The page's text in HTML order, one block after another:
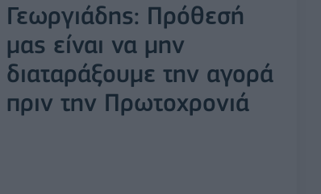
Γεωργιάδης: Πρόθεσή
μας είναι να μην
διαταράξουμε την αγορά
πριν την Πρωτοχρονιά